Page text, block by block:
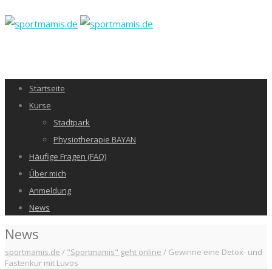
Startseite
Kurse
Stadtpark
Physiotherapie BAYAN
Häufige Fragen (FAQ)
Über mich
Anmeldung
News
News
sportmamis.de / "Sportmamis" geht online / Gewinne eine Detox- und
Fastenkur mit Luvos